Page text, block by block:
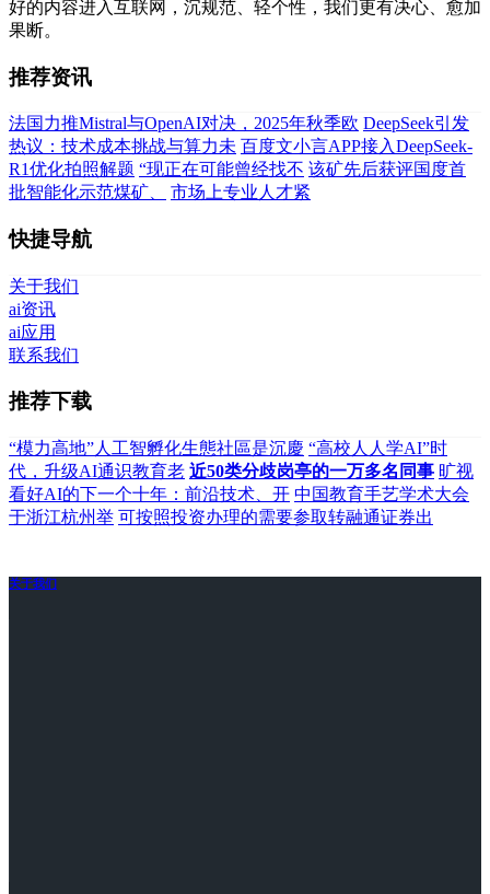
好的内容进入互联网，沉规范、轻个性，我们更有决心、愈加
果断。
推荐资讯
法国力推Mistral与OpenAI对决，2025年秋季欧 DeepSeek引发
热议：技术成本挑战与算力未 百度文小言APP接入DeepSeek-
R1优化拍照解题 “现正在可能曾经找不 该矿先后获评国度首
批智能化示范煤矿、
市场上专业人才紧
快捷导航
关于我们
ai资讯
ai应用
联系我们
推荐下载
“模力高地”人工智孵化生態社區是沉慶 “高校人人学AI”时
代，升级AI通识教育老 近50类分歧岗亭的一万多名同事 旷视
看好AI的下一个十年：前沿技术、开 中国教育手艺学术大会
于浙江杭州举 可按照投资办理的需要参取转融通证券出
关于我们